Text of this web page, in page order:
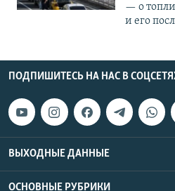
— о
и его
ПОДПИШИТЕСЬ НА НАС В
ВЫХОДНЫЕ ДАННЫЕ
ОСНОВНЫЕ РУБРИКИ